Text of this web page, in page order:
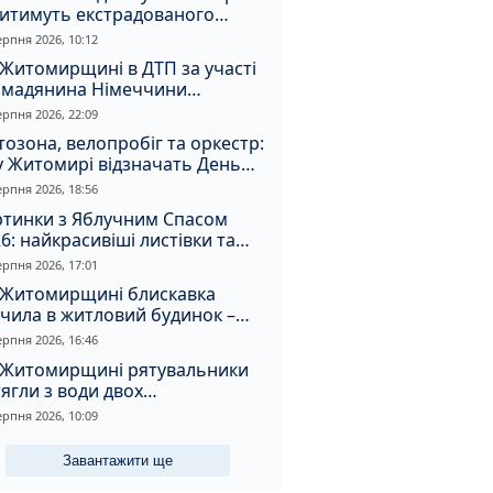
екстрадованого
за сурогатний спирт і
грошей
2026, 10:12
в ДТП за участі
Німеччини
двоє людей
2026, 22:09
велопробіг та оркестр:
Житомирі відзначать День
та День Незалежності
2026, 18:56
з Яблучним Спасом
найкрасивіші листівки та
привітання зі святом
2026, 17:01
блискавка
в житловий будинок –
пожежа
2026, 16:46
рятувальники
з води двох
2026, 10:09
Завантажити ще